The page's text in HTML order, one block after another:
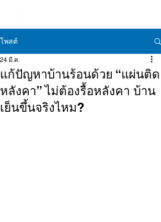
โพสต์
แก้ปัญหาบ้านร้อนด้วย “แผ่นติด
หลังคา” ไม่ต้องรื้อหลังคา บ้าน
เย็นขึ้นจริงไหม?
24 มี.ค.